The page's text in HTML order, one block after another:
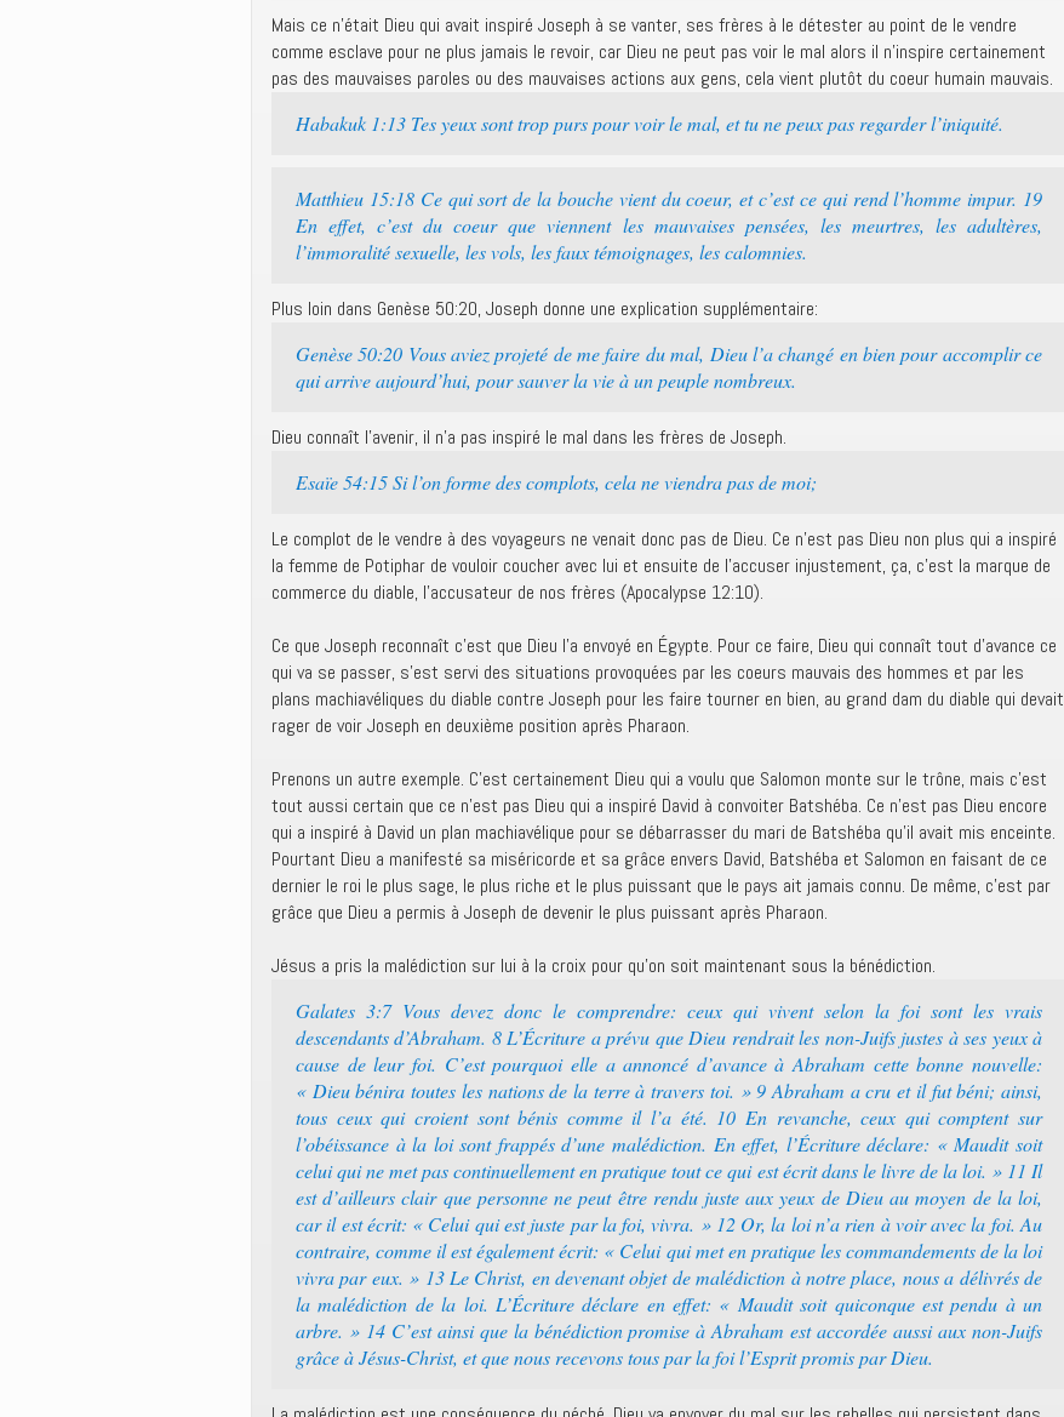
Mais ce n’était Dieu qui avait inspiré Joseph à se vanter, ses frères à le détester au point de le vendre
comme esclave pour ne plus jamais le revoir, car Dieu ne peut pas voir le mal alors il n’inspire certainement
pas des mauvaises paroles ou des mauvaises actions aux gens, cela vient plutôt du coeur humain mauvais.
Habakuk 1:13 Tes yeux sont trop purs pour voir le mal, et tu ne peux pas regarder l’iniquité.
Matthieu 15:18 Ce qui sort de la bouche vient du coeur, et c’est ce qui rend l’homme impur. 19
En effet, c’est du coeur que viennent les mauvaises pensées, les meurtres, les adultères,
l’immoralité sexuelle, les vols, les faux témoignages, les calomnies.
Plus loin dans Genèse 50:20, Joseph donne une explication supplémentaire:
Genèse 50:20 Vous aviez projeté de me faire du mal, Dieu l’a changé en bien pour accomplir ce
qui arrive aujourd’hui, pour sauver la vie à un peuple nombreux.
Dieu connaît l’avenir, il n’a pas inspiré le mal dans les frères de Joseph.
Esaïe 54:15 Si l’on forme des complots, cela ne viendra pas de moi;
Le complot de le vendre à des voyageurs ne venait donc pas de Dieu. Ce n’est pas Dieu non plus qui a inspiré
la femme de Potiphar de vouloir coucher avec lui et ensuite de l’accuser injustement, ça, c’est la marque de
commerce du diable, l’accusateur de nos frères (Apocalypse 12:10).
Ce que Joseph reconnaît c’est que Dieu l’a envoyé en Égypte. Pour ce faire, Dieu qui connaît tout d’avance ce
qui va se passer, s’est servi des situations provoquées par les coeurs mauvais des hommes et par les
plans machiavéliques du diable contre Joseph pour les faire tourner en bien, au grand dam du diable qui devait
rager de voir Joseph en deuxième position après Pharaon.
Prenons un autre exemple. C’est certainement Dieu qui a voulu que Salomon monte sur le trône, mais c’est
tout aussi certain que ce n’est pas Dieu qui a inspiré David à convoiter Batshéba. Ce n’est pas Dieu encore
qui a inspiré à David un plan machiavélique pour se débarrasser du mari de Batshéba qu’il avait mis enceinte.
Pourtant Dieu a manifesté sa miséricorde et sa grâce envers David, Batshéba et Salomon en faisant de ce
dernier le roi le plus sage, le plus riche et le plus puissant que le pays ait jamais connu. De même, c’est par
grâce que Dieu a permis à Joseph de devenir le plus puissant après Pharaon.
Jésus a pris la malédiction sur lui à la croix pour qu’on soit maintenant sous la bénédiction.
Galates 3:7 Vous devez donc le comprendre: ceux qui vivent selon la foi sont les vrais
descendants d’Abraham. 8 L’Écriture a prévu que Dieu rendrait les non-Juifs justes à ses yeux à
cause de leur foi. C’est pourquoi elle a annoncé d’avance à Abraham cette bonne nouvelle:
« Dieu bénira toutes les nations de la terre à travers toi. » 9 Abraham a cru et il fut béni; ainsi,
tous ceux qui croient sont bénis comme il l’a été. 10 En revanche, ceux qui comptent sur
l’obéissance à la loi sont frappés d’une malédiction. En effet, l’Écriture déclare: « Maudit soit
celui qui ne met pas continuellement en pratique tout ce qui est écrit dans le livre de la loi. » 11 Il
est d’ailleurs clair que personne ne peut être rendu juste aux yeux de Dieu au moyen de la loi,
car il est écrit: « Celui qui est juste par la foi, vivra. » 12 Or, la loi n’a rien à voir avec la foi. Au
contraire, comme il est également écrit: « Celui qui met en pratique les commandements de la loi
vivra par eux. » 13 Le Christ, en devenant objet de malédiction à notre place, nous a délivrés de
la malédiction de la loi. L’Écriture déclare en effet: « Maudit soit quiconque est pendu à un
arbre. » 14 C’est ainsi que la bénédiction promise à Abraham est accordée aussi aux non-Juifs
grâce à Jésus-Christ, et que nous recevons tous par la foi l’Esprit promis par Dieu.